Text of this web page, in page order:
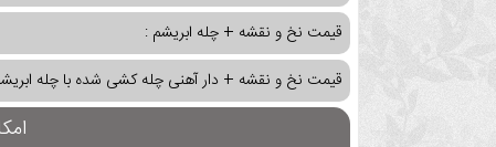
قیمت نخ و نقشه + چله ابریشم :
قیمت نخ و نقشه + دار آهنی چله کشی شده با چله